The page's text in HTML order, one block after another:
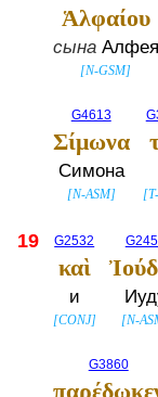
Ἁλφαίου
сынаАлфея
[N-GSM]
G4613
Σίμωνα
Симона
[N-ASM] [
19 G2532
καὶ
и
[CONJ] [N-
G3860